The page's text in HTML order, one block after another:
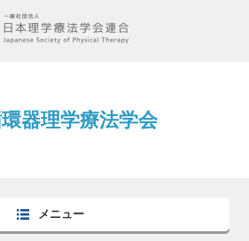
環器理学療法学会
メニュー